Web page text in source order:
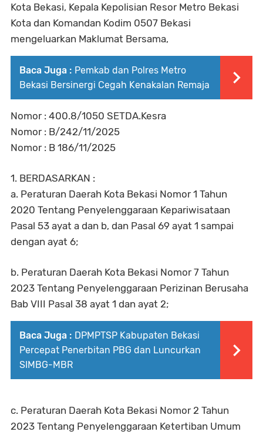
Kota Bekasi, Kepala Kepolisian Resor Metro Bekasi
Kota dan Komandan Kodim 0507 Bekasi
mengeluarkan Maklumat Bersama,
Baca Juga : Pemkab dan Polres Metro
Bekasi Bersinergi Cegah Kenakalan Remaja
Nomor : 400.8/1050 SETDA.Kesra
Nomor : B/242/11/2025
Nomor : B 186/11/2025
1. BERDASARKAN :
a. Peraturan Daerah Kota Bekasi Nomor 1 Tahun
2020 Tentang Penyelenggaraan Kepariwisataan
Pasal 53 ayat a dan b, dan Pasal 69 ayat 1 sampai
dengan ayat 6;
b. Peraturan Daerah Kota Bekasi Nomor 7 Tahun
2023 Tentang Penyelenggaraan Perizinan Berusaha
Bab VIII Pasal 38 ayat 1 dan ayat 2;
Baca Juga : DPMPTSP Kabupaten Bekasi
Percepat Penerbitan PBG dan Luncurkan
SIMBG-MBR
c. Peraturan Daerah Kota Bekasi Nomor 2 Tahun
2023 Tentang Penyelenggaraan Ketertiban Umum